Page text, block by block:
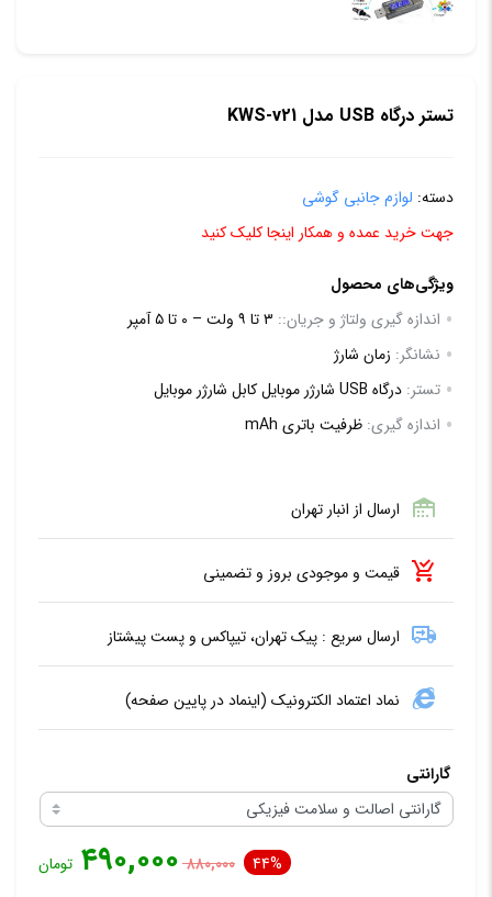
تستر درگاه USB مدل KWS-v21
دسته: لوازم جانبی گوشی
جهت خرید عمده و همکار اینجا کلیک کنید
ویژگی‌های محصول
اندازه گیری ولتاژ و جریان:: ۳ تا ۹ ولت – ۰ تا ۵ آمپر
نشانگر: زمان شارژ
تستر: درگاه USB شارژر موبایل کابل شارژر موبایل
اندازه گیری: ظرفیت باتری mAh
ارسال از انبار تهران
قیمت و موجودی بروز و تضمینی
ارسال سریع : پیک تهران، تیپاکس و پست پیشتاز
نماد اعتماد الکترونیک (اینماد در پایین صفحه)
گارانتی
44% ۸۸۰,۰۰۰ ۴۹۰,۰۰۰ تومان